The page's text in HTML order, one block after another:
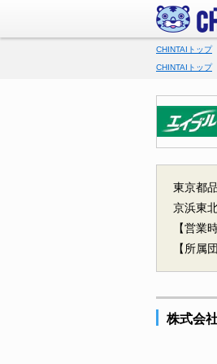
CHINTAIトップ
CHINTAIトップ
東京都
京浜東
【営業
【所属
株式会